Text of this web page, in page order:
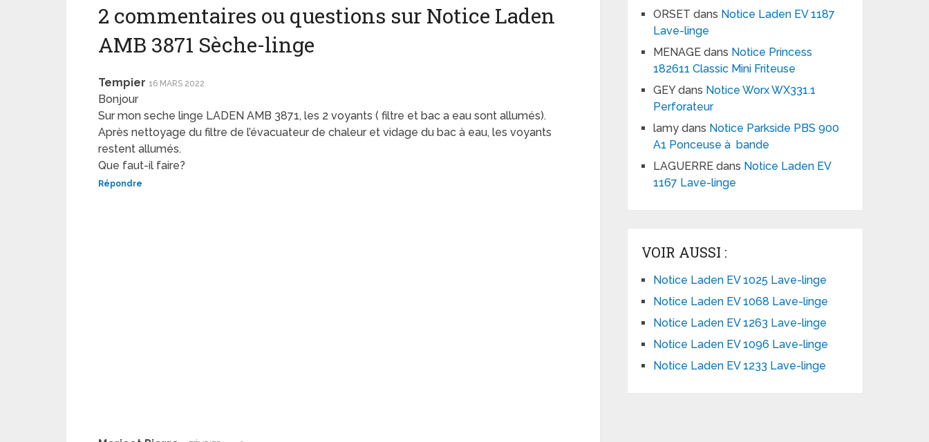
2 commentaires ou questions sur Notice Laden
AMB 3871 Sèche-linge
Tempier 16 MARS 2022
Bonjour
Sur mon seche linge LADEN AMB 3871, les 2 voyants ( filtre et bac a eau sont allumés).
Après nettoyage du filtre de l’évacuateur de chaleur et vidage du bac à eau, les voyants
restent allumés.
Que faut-il faire?
Répondre
ORSET dans Notice Laden EV 1187
Lave-linge
MENAGE dans Notice Princess
182611 Classic Mini Friteuse
GEYdans Notice Worx WX331.1
Perforateur
lamy dans Notice Parkside PBS 900
A1 Ponceuse à bande
LAGUERRE dans Notice Laden EV
1167 Lave-linge
VOIR AUSSI :
Notice Laden EV 1025 Lave-linge
Notice Laden EV 1068 Lave-linge
Notice Laden EV 1263 Lave-linge
Notice Laden EV 1096 Lave-linge
Notice Laden EV 1233 Lave-linge